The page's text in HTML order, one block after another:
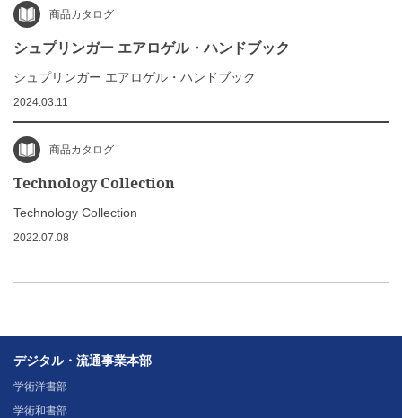
商品カタログ
シュプリンガー エアロゲル・ハンドブック
シュプリンガー エアロゲル・ハンドブック
2024.03.11
商品カタログ
Technology Collection
Technology Collection
2022.07.08
デジタル・流通事業本部
学術洋書部
学術和書部